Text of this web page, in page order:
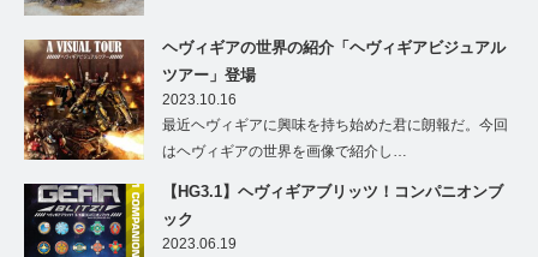
ヘヴィギアの世界の紹介「ヘヴィギアビジュアル
ツアー」登場
2023.10.16
最近ヘヴィギアに興味を持ち始めた君に朗報だ。今回
はヘヴィギアの世界を画像で紹介し…
【HG3.1】ヘヴィギアブリッツ！コンパニオンブ
ック
2023.06.19